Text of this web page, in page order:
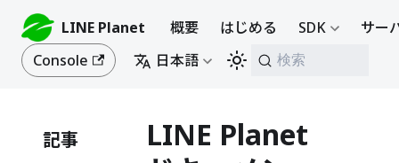
LINE Planet 概要 はじめる SDK
サー
Console
日本語 検索
記事
LINE Planet